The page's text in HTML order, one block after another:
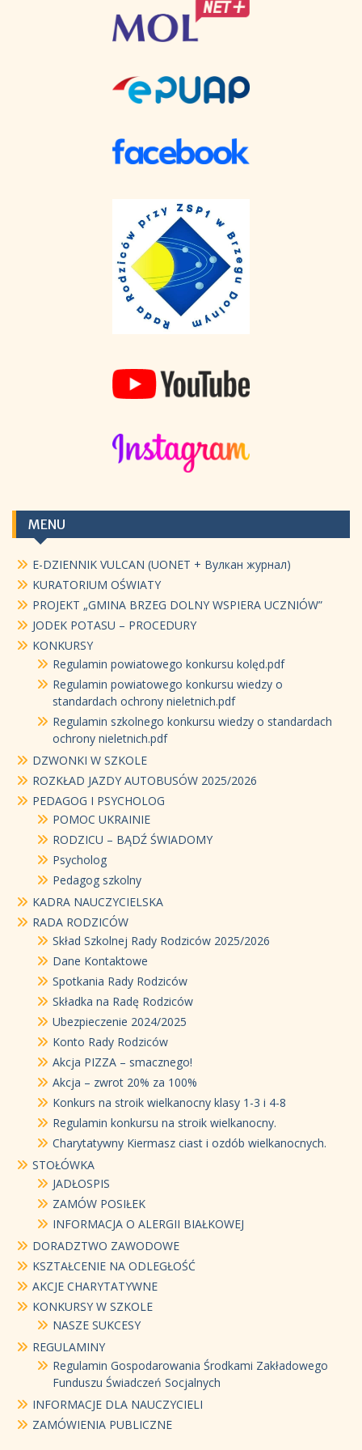
MENU
E-DZIENNIK VULCAN (UONET + Вулкан журнал)
KURATORIUM OŚWIATY
PROJEKT „GMINA BRZEG DOLNY WSPIERA UCZNIÓW”
JODEK POTASU – PROCEDURY
KONKURSY
Regulamin powiatowego konkursu kolęd.pdf
Regulamin powiatowego konkursu wiedzy o
standardach ochrony nieletnich.pdf
Regulamin szkolnego konkursu wiedzy o standardach
ochrony nieletnich.pdf
DZWONKI W SZKOLE
ROZKŁAD JAZDY AUTOBUSÓW 2025/2026
PEDAGOG I PSYCHOLOG
POMOC UKRAINIE
RODZICU – BĄDŹ ŚWIADOMY
Psycholog
Pedagog szkolny
KADRA NAUCZYCIELSKA
RADA RODZICÓW
Skład Szkolnej Rady Rodziców 2025/2026
Dane Kontaktowe
Spotkania Rady Rodziców
Składka na Radę Rodziców
Ubezpieczenie 2024/2025
Konto Rady Rodziców
Akcja PIZZA – smacznego!
Akcja – zwrot 20% za 100%
Konkurs na stroik wielkanocny klasy 1-3 i 4-8
Regulamin konkursu na stroik wielkanocny.
Charytatywny Kiermasz ciast i ozdób wielkanocnych.
STOŁÓWKA
JADŁOSPIS
ZAMÓW POSIŁEK
INFORMACJA O ALERGII BIAŁKOWEJ
DORADZTWO ZAWODOWE
KSZTAŁCENIE NA ODLEGŁOŚĆ
AKCJE CHARYTATYWNE
KONKURSY W SZKOLE
NASZE SUKCESY
REGULAMINY
Regulamin Gospodarowania Środkami Zakładowego
Funduszu Świadczeń Socjalnych
INFORMACJE DLA NAUCZYCIELI
ZAMÓWIENIA PUBLICZNE